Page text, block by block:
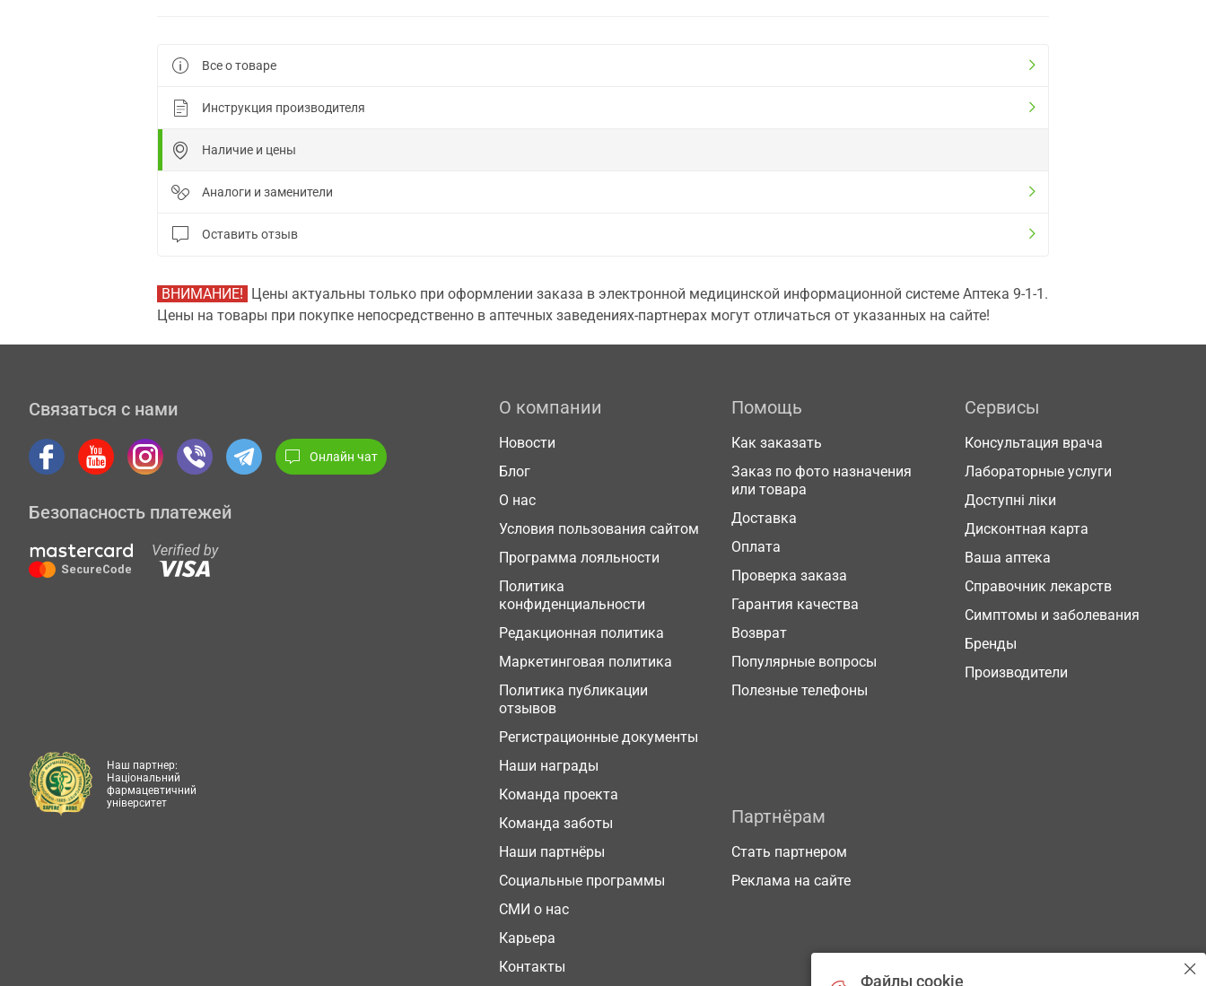
Все о товаре
Инструкция производителя
Наличие и цены
Аналоги и заменители
Оставить отзыв
ВНИМАНИЕ! Цены актуальны только при оформлении заказа в электронной медицинской информационной системе Аптека 9-1-1.
Цены на товары при покупке непосредственно в аптечных заведениях-партнерах могут отличаться от указанных на сайте!
Связаться с нами
Онлайн чат
Безопасность платежей
О компании
Новости
Блог
О нас
Условия пользования сайтом
Программа лояльности
Политика
конфиденциальности
Редакционная политика
Маркетинговая политика
Политика публикации
отзывов
Регистрационные документы
Наши награды
Команда проекта
Команда заботы
Наши партнёры
Социальные программы
СМИ о нас
Карьера
Контакты
Помощь
Как заказать
Заказ по фото назначения
или товара
Доставка
Оплата
Проверка заказа
Гарантия качества
Возврат
Популярные вопросы
Полезные телефоны
Сервисы
Консультация врача
Лабораторные услуги
Доступні ліки
Дисконтная карта
Ваша аптека
Справочник лекарств
Симптомы и заболевания
Бренды
Производители
Партнёрам
Стать партнером
Реклама на сайте
Наш партнер:
Національний
фармацевтичний
університет
Файлы cookie